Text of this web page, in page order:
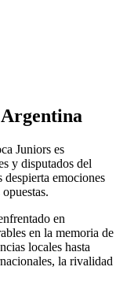
Juniors es
y disputados del
despierta emociones
en
en la memoria de
locales hasta
la rivalidad